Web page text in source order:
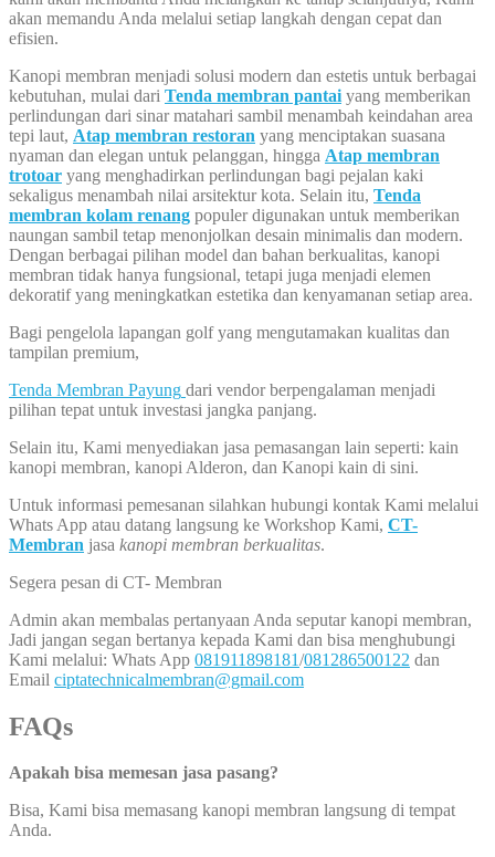
akan memandu Anda melalui setiap langkah dengan cepat dan
efisien.
Kanopi membran menjadi solusi modern dan estetis untuk berbagai
kebutuhan, mulai dari Tenda membran pantai yang memberikan
perlindungan dari sinar matahari sambil menambah keindahan area
tepi laut, Atap membran restoran yang menciptakan suasana
nyaman dan elegan untuk pelanggan, hingga Atap membran
trotoar yang menghadirkan perlindungan bagi pejalan kaki
sekaligus menambah nilai arsitektur kota. Selain itu, Tenda
membran kolam renang populer digunakan untuk memberikan
naungan sambil tetap menonjolkan desain minimalis dan modern.
Dengan berbagai pilihan model dan bahan berkualitas, kanopi
membran tidak hanya fungsional, tetapi juga menjadi elemen
dekoratif yang meningkatkan estetika dan kenyamanan setiap area.
Bagi pengelola lapangan golf yang mengutamakan kualitas dan
tampilan premium,
Tenda Membran Payung dari vendor berpengalaman menjadi
pilihan tepat untuk investasi jangka panjang.
Selain itu, Kami menyediakan jasa pemasangan lain seperti: kain
kanopi membran, kanopi Alderon, dan Kanopi kain di sini.
Untuk informasi pemesanan silahkan hubungi kontak Kami melalui
Whats App atau datang langsung ke Workshop Kami, CT-
Membran jasa kanopi membran berkualitas.
Segera pesan di CT- Membran
Admin akan membalas pertanyaan Anda seputar kanopi membran,
Jadi jangan segan bertanya kepada Kami dan bisa menghubungi
Kami melalui: Whats App 081911898181/081286500122 dan
Email ciptatechnicalmembran@gmail.com
FAQs
Apakah bisa memesan jasa pasang?
Bisa, Kami bisa memasang kanopi membran langsung di tempat
Anda.